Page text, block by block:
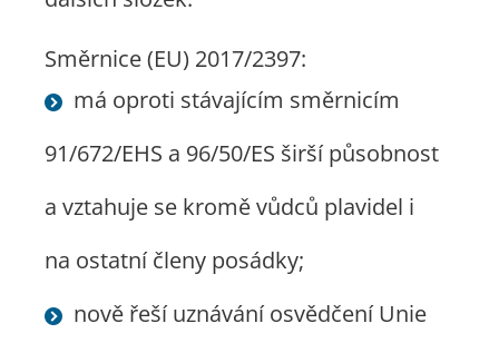
Směrnice (EU) 2017/2397:
má oproti stávajícím směrnicím
91/672/EHS a 96/50/ES širší působnost
a vztahuje se kromě vůdců plavidel i
na ostatní členy posádky;
nově řeší uznávání osvědčení Unie